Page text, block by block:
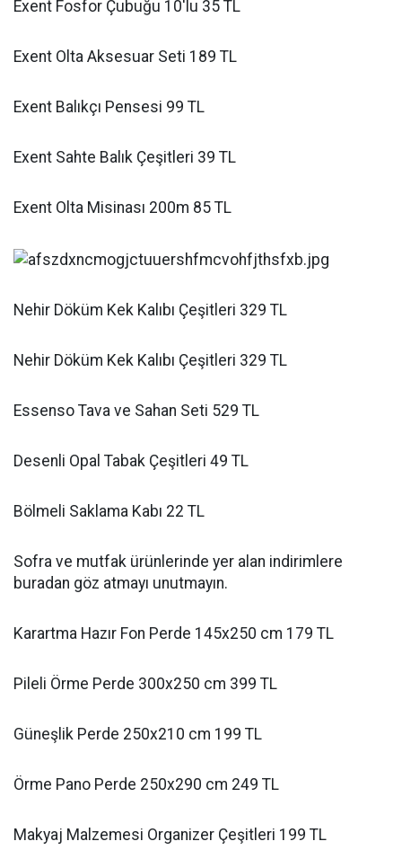
Exent Fosfor Çubuğu 10'lu 35 TL
Exent Olta Aksesuar Seti 189 TL
Exent Balıkçı Pensesi 99 TL
Exent Sahte Balık Çeşitleri 39 TL
Exent Olta Misinası 200m 85 TL
Nehir Döküm Kek Kalıbı Çeşitleri 329 TL
Nehir Döküm Kek Kalıbı Çeşitleri 329 TL
Essenso Tava ve Sahan Seti 529 TL
Desenli Opal Tabak Çeşitleri 49 TL
Bölmeli Saklama Kabı 22 TL
Sofra ve mutfak ürünlerinde yer alan indirimlere
buradan göz atmayı unutmayın.
Karartma Hazır Fon Perde 145x250 cm 179 TL
Pileli Örme Perde 300x250 cm 399 TL
Güneşlik Perde 250x210 cm 199 TL
Örme Pano Perde 250x290 cm 249 TL
Makyaj Malzemesi Organizer Çeşitleri 199 TL